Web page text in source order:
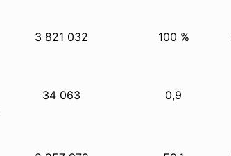
3 821 032 100 %
34 063 0,9